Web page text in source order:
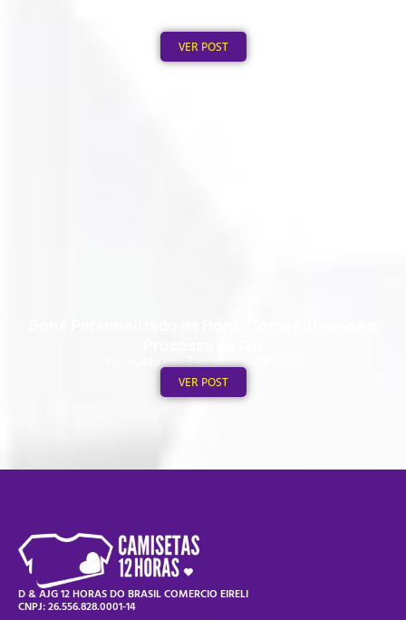
Publicado em: 4 de agosto de 2026
VER POST
Publicado em: 3 de agosto de 2026
VER POST
D & AJG 12 HORAS DO BRASIL COMERCIO EIRELI
CNPJ: 26.556.828.0001-14